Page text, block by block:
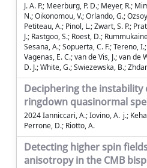
J. A. P.; Meerburg, P. D.; Meyer, R.;
N.; Oikonomou, V.; Orlando, G.;
Petiteau, A.; Pinol, L.; Zwart, S. P.;
J.; Rastgoo, S.; Roest, D.;
Sesana, A.; Sopuerta, C. F.; Tereno,
Vagenas, E. C.; van de Vis, J.; van de
D. J.; White, G.; Swiezewska, B.;
Deciphering the instability
ringdown quasinormal
2024 Ianniccari, A.; Iovino, A. j.;
Perrone, D.; Riotto, A.
Detecting higher spin
anisotropy in the CMB